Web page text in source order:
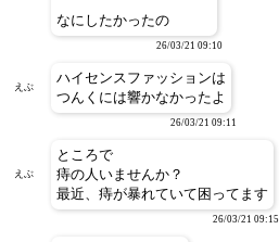
なにしたかったの
26/03/21 09:10
えぶ
ハイセンスファッションは
つんくには響かなかったよ
26/03/21 09:11
えぶ
ところで
痔の人いませんか？
最近、痔が暴れていて困ってます
26/03/21 09:15